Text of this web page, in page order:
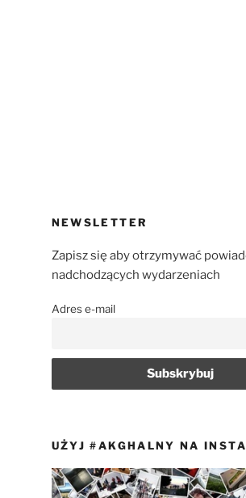
NEWSLETTER
Zapisz się aby otrzymywać
nadchodzących wydarzeniach
Adres e-mail
UŻYJ #AKGHALNY NA